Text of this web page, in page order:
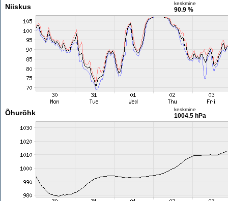
Niiskus keskmine
90.9 %
Õhurõhk keskmine
1004.5 hPa